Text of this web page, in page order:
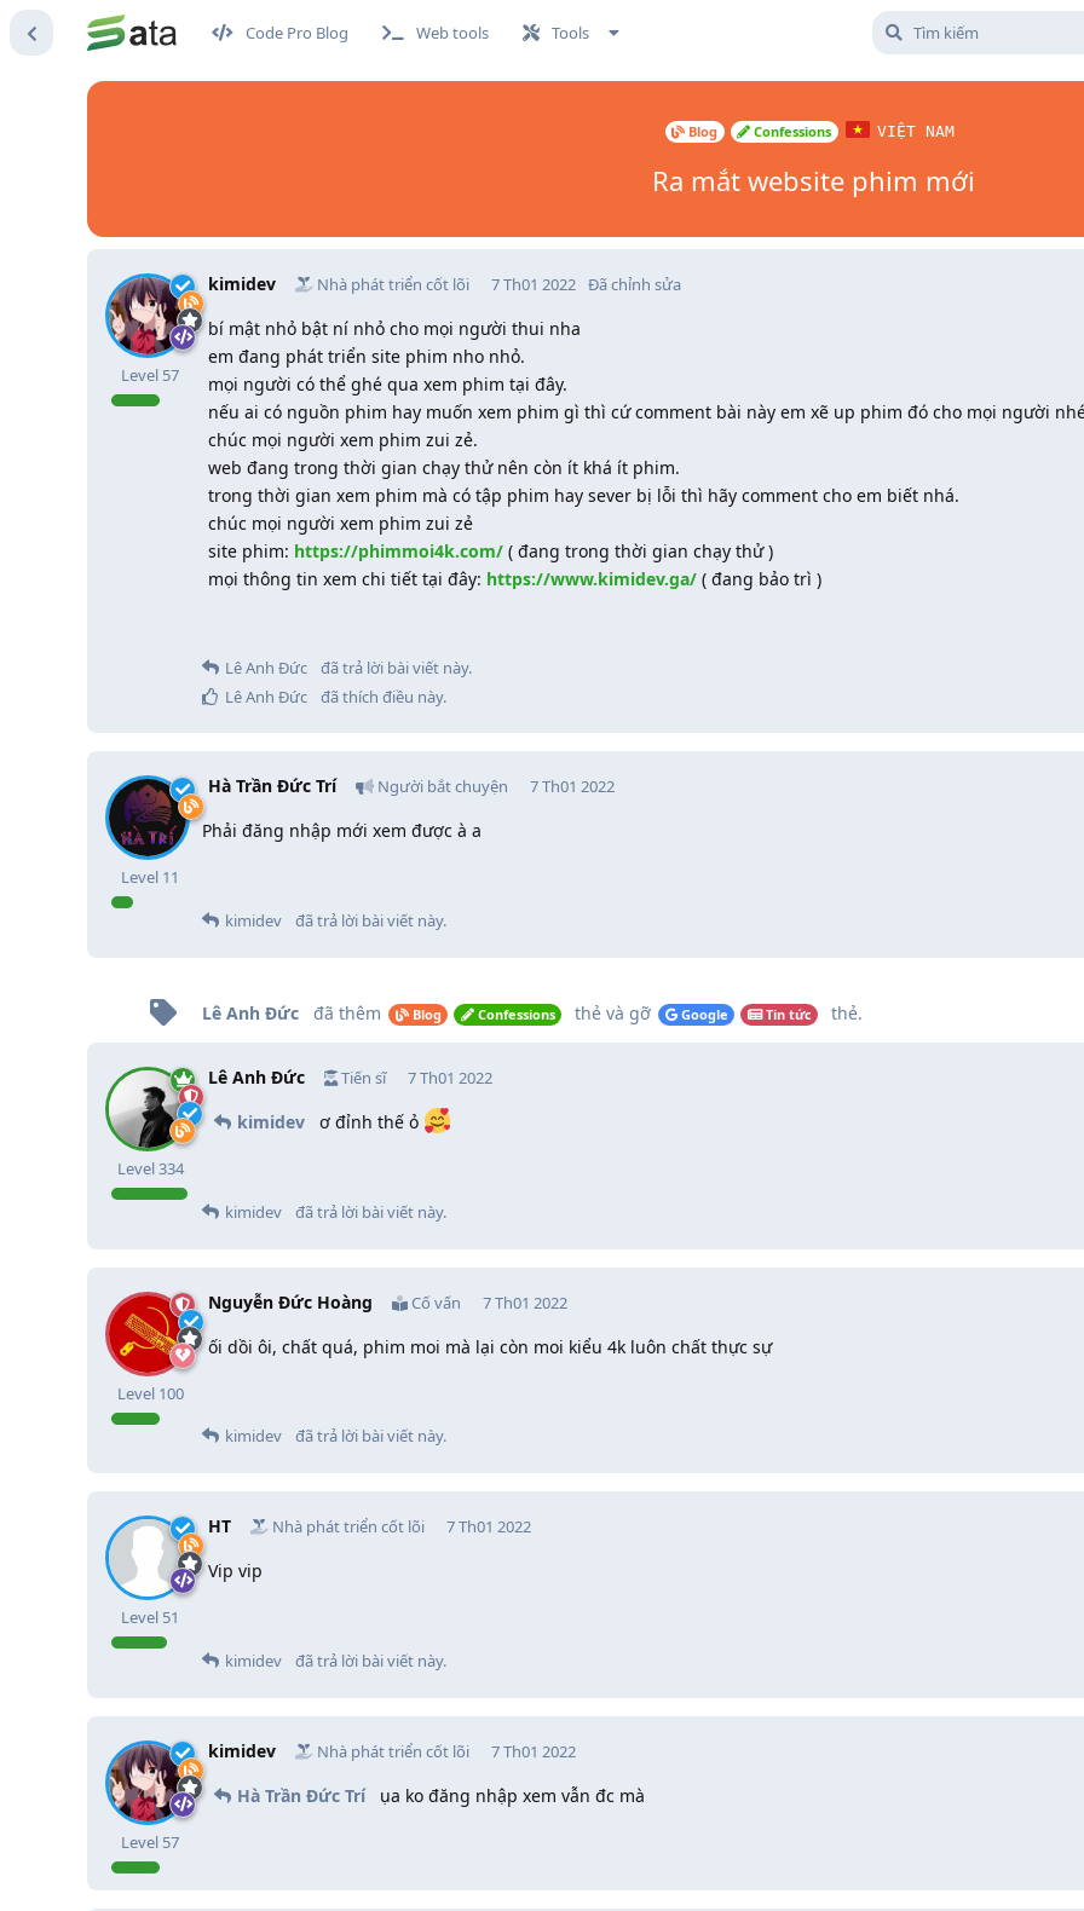
Code Pro Blog Web tools Tools
Blog Confessions VIỆT NAM
Ra mắt website phim mới
kimidev Nhà phát triển cốt lõi
Level 57
7 Th01 2022 Đã chỉnh sửa
bí mật nhỏ bật ní nhỏ cho mọi người thui nha
em đang phát triển site phim nho nhỏ.
mọi người có thể ghé qua xem phim tại đây.
nếu ai có nguồn phim hay muốn xem phim gì thì cứ comment bài này em xẽ up phim đó cho mọi người
chúc mọi người xem phim zui zẻ.
web đang trong thời gian chạy thử nên còn ít khá ít phim.
trong thời gian xem phim mà có tập phim hay sever bị lỗi thì hãy comment cho em biết nhá.
chúc mọi người xem phim zui zẻ
site phim: https://phimmoi4k.com/ ( đang trong thời gian chạy thử )
mọi thông tin xem chi tiết tại đây: https://www.kimidev.ga/ ( đang bảo trì )
Lê Anh Đức
đã trả lời bài viết này.
Lê Anh Đức
đã thích điều này.
Hà Trần Đức Trí Người bắt chuyện
Level 11
7 Th01 2022
Phải đăng nhập mới xem được à a
kimidev
đã trả lời bài viết này.
Lê Anh Đức đã thêm Blog Confessions thẻ và gỡ Google Tin tức thẻ.
Lê Anh Đức Tiến sĩ
Level334
7 Th01 2022
kimidev ơ đỉnh thế ỏ
kimidev
đã trả lời bài viết này.
Nguyễn Đức Hoàng Cố vấn
Level 100
7 Th01 2022
ối dồi ôi, chất quá, phim moi mà lại còn moi kiểu 4k luôn chất thực sự
kimidev
đã trả lời bài viết này.
HT Nhà phát triển cốt lõi
Level 51
7 Th01 2022
Vip vip
kimidev
đã trả lời bài viết này.
kimidev Nhà phát triển cốt lõi
Level 57
7 Th01 2022
Hà Trần Đức Trí ụa ko đăng nhập xem vẫn đc mà